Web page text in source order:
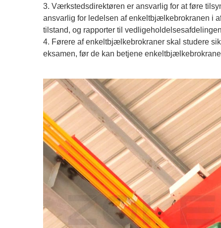
3. Værkstedsdirektøren er ansvarlig for at føre
ansvarlig for ledelsen af enkeltbjælkebrokranen i
tilstand, og rapporter til
4. Førere af enkeltbjælkebrokraner skal studere
eksamen, før de kan betjene